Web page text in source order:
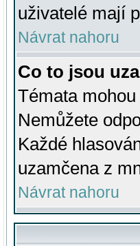
uživatelé mají
Návrat nahoru
Co to jsou
Témata
Nemůžete
Každé
uzamčena z
Návrat nahoru